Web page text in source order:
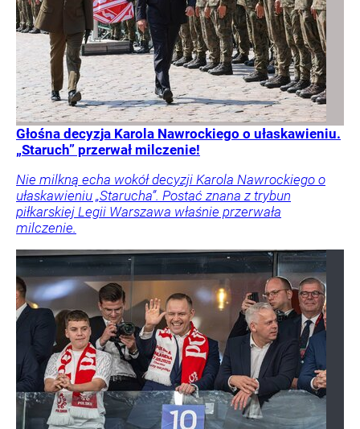
Głośna decyzja Karola Nawrockiego o ułaskawieniu.
„Staruch” przerwał milczenie!
Nie milkną echa wokół decyzji Karola Nawrockiego o
ułaskawieniu „Starucha”. Postać znana z trybun
piłkarskiej Legii Warszawa właśnie przerwała
milczenie.